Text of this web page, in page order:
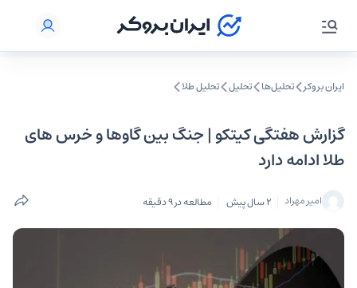
ایران بروکر تحلیل‌ها تحلیل‌ تحلیل طلا
گزارش هفتگی کیتکو | جنگ بین گاوها و خرس‌ های
طلا ادامه دارد
امیر مهراد 2 سال پیش مطالعه در 9 دقیقه